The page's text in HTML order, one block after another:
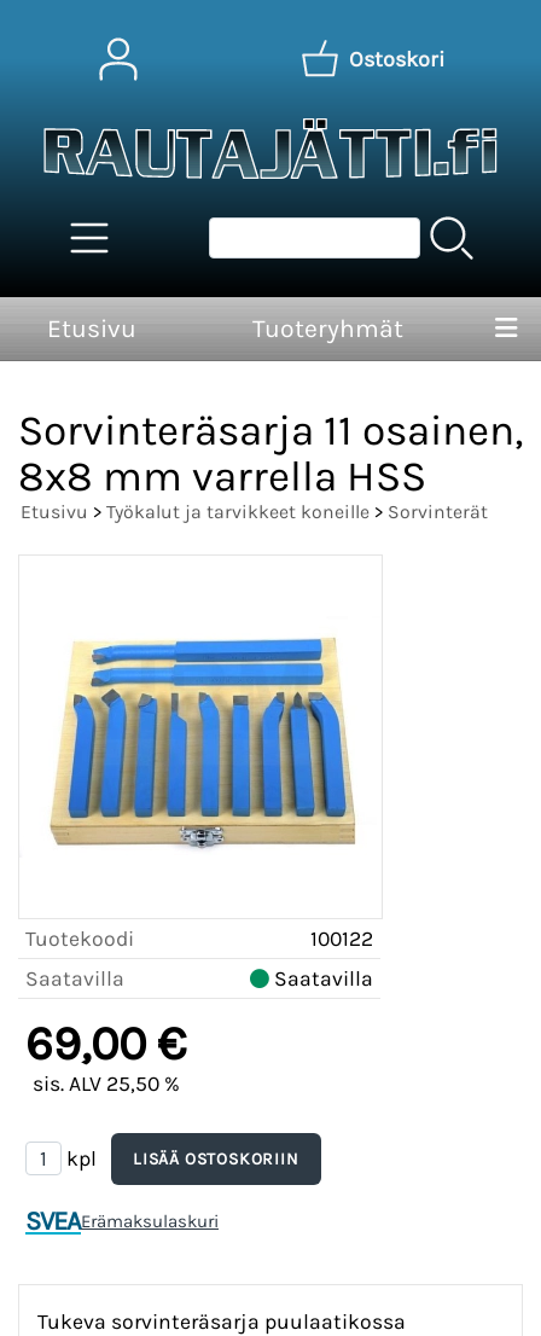
Ostoskori
Etusivu Tuoteryhmät
Sorvinteräsarja 11 osainen,
8x8 mm varrella HSS
Etusivu > Työkalut ja tarvikkeet koneille > Sorvinterät
Tuotekoodi
100122
Saatavilla
Saatavilla
69,00 €
sis. ALV 25,50 %
kpl
SVEAErämaksulaskuri
Tukeva sorvinteräsarja puulaatikossa